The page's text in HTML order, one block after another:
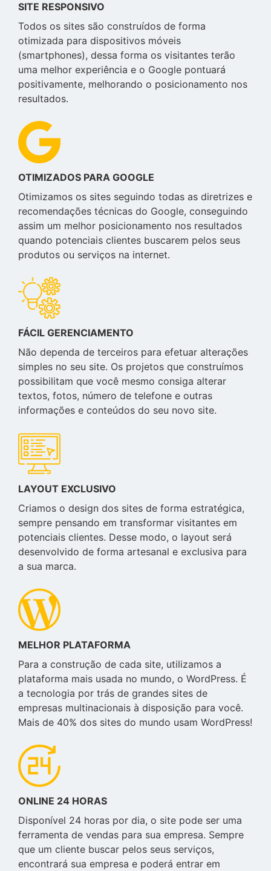
SITE RESPONSIVO
Todos os sites são construídos de forma
otimizada para dispositivos móveis
(smartphones), dessa forma os visitantes terão
uma melhor experiência e o Google pontuará
positivamente, melhorando o posicionamento nos
resultados.
OTIMIZADOS PARA GOOGLE
Otimizamos os sites seguindo todas as diretrizes e
recomendações técnicas do Google, conseguindo
assim um melhor posicionamento nos resultados
quando potenciais clientes buscarem pelos seus
produtos ou serviços na internet.
FÁCIL GERENCIAMENTO
Não dependa de terceiros para efetuar alterações
simples no seu site. Os projetos que construímos
possibilitam que você mesmo consiga alterar
textos, fotos, número de telefone e outras
informações e conteúdos do seu novo site.
LAYOUT EXCLUSIVO
Criamos o design dos sites de forma estratégica,
sempre pensando em transformar visitantes em
potenciais clientes. Desse modo, o layout será
desenvolvido de forma artesanal e exclusiva para
a sua marca.
MELHOR PLATAFORMA
Para a construção de cada site, utilizamos a
plataforma mais usada no mundo, o WordPress. É
a tecnologia por trás de grandes sites de
empresas multinacionais à disposição para você.
Mais de 40% dos sites do mundo usam WordPress!
ONLINE 24 HORAS
Disponível 24 horas por dia, o site pode ser uma
ferramenta de vendas para sua empresa. Sempre
que um cliente buscar pelos seus serviços,
encontrará sua empresa e poderá entrar em